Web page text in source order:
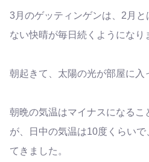
3月のゲッティンゲンは、2月
ない快晴が毎日続くようになり
朝起きて、太陽の光が部屋に入
朝晩の気温はマイナスになるこ
が、日中の気温は10度くらい
てきました。